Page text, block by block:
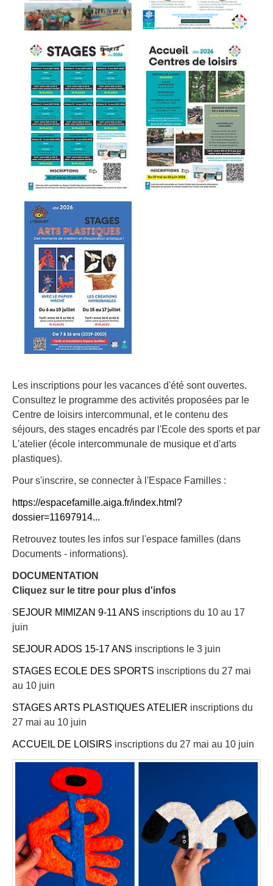
Les inscriptions pour les vacances d'été sont ouvertes.
Consultez le programme des activités proposées par le
Centre de loisirs intercommunal, et le contenu des
séjours, des stages encadrés par l'Ecole des sports et par
L'atelier (école intercommunale de musique et d'arts
plastiques).
Pour s'inscrire, se connecter à l'Espace Familles :
https://espacefamille.aiga.fr/index.html?
dossier=11697914...
Retrouvez toutes les infos sur l'espace familles (dans
Documents - informations).
DOCUMENTATION
Cliquez sur le titre pour plus d'infos
SEJOUR MIMIZAN 9-11 ANS inscriptions du 10 au 17
juin
SEJOUR ADOS 15-17 ANS inscriptions le 3 juin
STAGES ECOLE DES SPORTS inscriptions du 27 mai
au 10 juin
STAGES ARTS PLASTIQUES ATELIER inscriptions du
27 mai au 10 juin
ACCUEIL DE LOISIRS inscriptions du 27 mai au 10 juin